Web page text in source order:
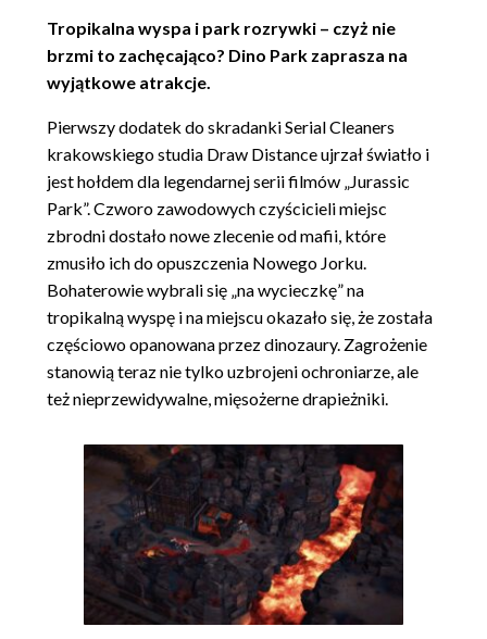
Tropikalna wyspa i park rozrywki – czyż nie
brzmi to zachęcająco? Dino Park zaprasza na
wyjątkowe atrakcje.
Pierwszy dodatek do skradanki Serial Cleaners
krakowskiego studia Draw Distance ujrzał światło i
jest hołdem dla legendarnej serii filmów „Jurassic
Park”. Czworo zawodowych czyścicieli miejsc
zbrodni dostało nowe zlecenie od mafii, które
zmusiło ich do opuszczenia Nowego Jorku.
Bohaterowie wybrali się „na wycieczkę” na
tropikalną wyspę i na miejscu okazało się, że została
częściowo opanowana przez dinozaury. Zagrożenie
stanowią teraz nie tylko uzbrojeni ochroniarze, ale
też nieprzewidywalne, mięsożerne drapieżniki.